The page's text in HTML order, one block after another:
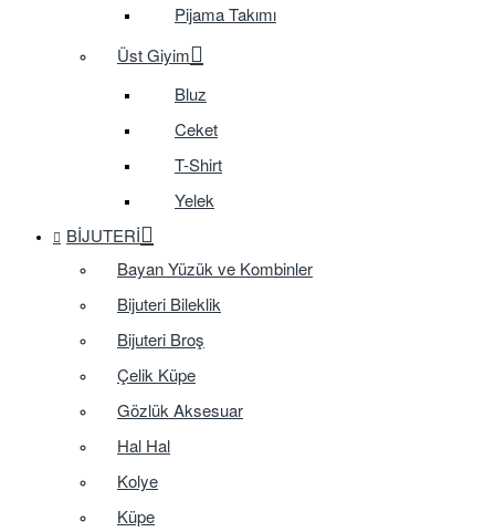
Pijama Takımı
Üst Giyim
Bluz
Ceket
T-Shirt
Yelek
BIJUTERI
Bayan Yüzük ve Kombinler
Bijuteri Bileklik
Bijuteri Broş
Çelik Küpe
Gözlük Aksesuar
Hal Hal
Kolye
Küpe